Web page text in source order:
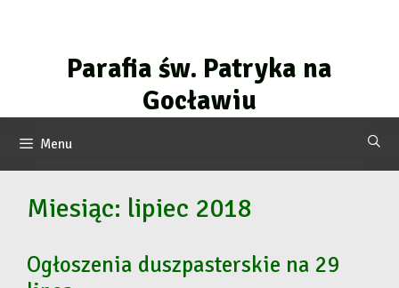
Parafia św. Patryka na
Gocławiu
Menu
Miesiąc: lipiec 2018
Ogłoszenia duszpasterskie na 29